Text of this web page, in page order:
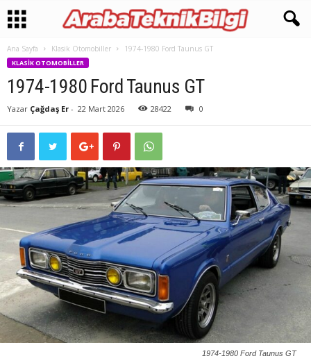
Ana Sayfa Klasik Otomobiller 1974-1980 Ford Taunus GT
KLASIK OTOMOBILLER
1974-1980 Ford Taunus GT
Yazar Çağdaş Er - 22 Mart 2026 28422 0
1974-1980 Ford Taunus GT